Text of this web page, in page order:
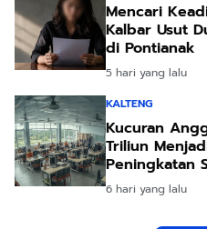
Mencari
Kalbar Usut
di Pontianak
5 hari yang lalu
KALTENG
Kucuran
Triliun
Peningkatan
6 hari yang lalu